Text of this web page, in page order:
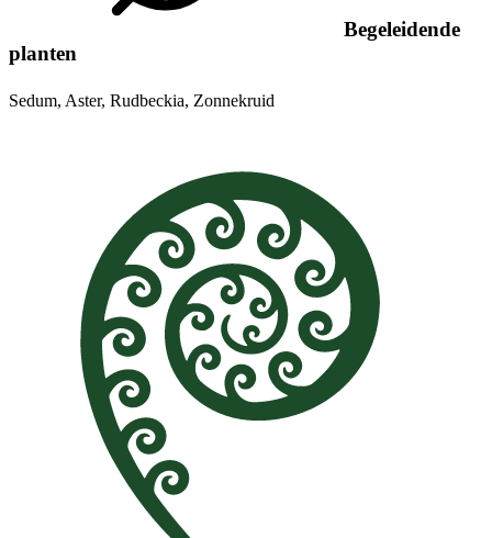
Begeleidende
planten
Sedum, Aster, Rudbeckia, Zonnekruid